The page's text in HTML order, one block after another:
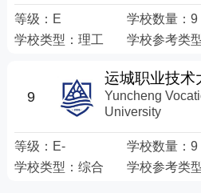
等级： E 学校数量：9
学校类型： 理工 学校参考类
9
运城职业技术
Yuncheng
University
等级： E- 学校数量：9
学校类型： 综合 学校参考类